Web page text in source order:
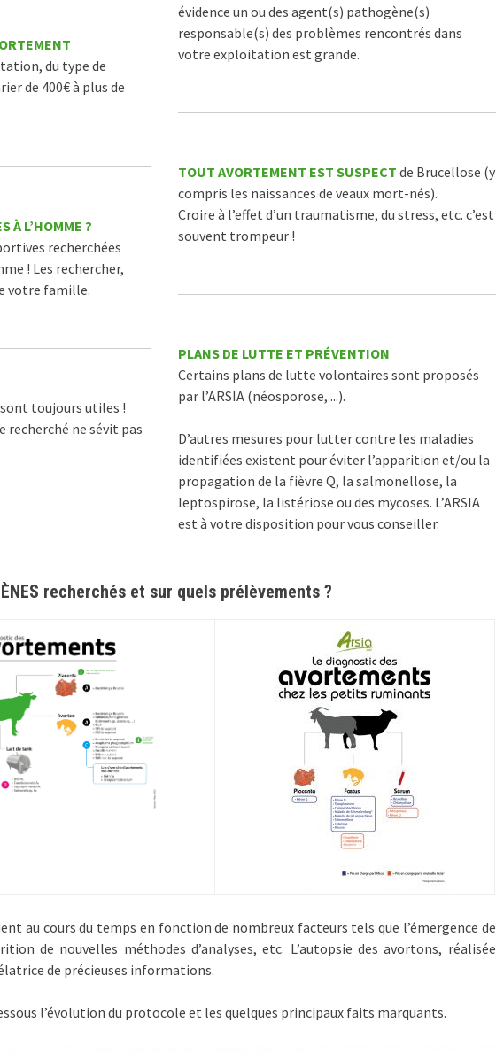
du type de
de 400€ à plus de
À L’HOMME ?
recherchées
! Les rechercher,
votre famille.
sont toujours utiles !
ne sévit pas
évidence un ou des agent(s) pathogène(s)
responsable(s) des problèmes rencontrés dans
votre exploitation est grande.
TOUT AVORTEMENT EST SUSPECT de Brucellose (y
compris les naissances de veaux mort-nés).
Croire à l’effet d’un traumatisme, du stress, etc. c’est
souvent trompeur !
PLANS DE LUTTE ET PRÉVENTION
Certains plans de lutte volontaires sont proposés
par l’ARSIA (néosporose, ...).
D’autres mesures pour lutter contre les maladies
identifiées existent pour éviter l’apparition et/ou la
propagation de la fièvre Q, la salmonellose, la
leptospirose, la listériose ou des mycoses. L’ARSIA
est à votre disposition pour vous conseiller.
recherchés et sur quels prélèvements ?
au cours du temps en fonction de nombreux facteurs tels que l’émergence de
de nouvelles méthodes d’analyses, etc. L’autopsie des avortons, réalisée
de précieuses informations.
l’évolution du protocole et les quelques principaux faits marquants.